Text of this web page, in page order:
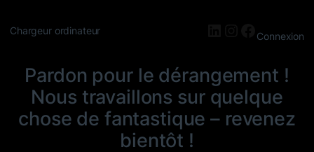
Chargeur ordinateur LinkedIn
Instagram
Connexion
Pardon pour le dérangement !
Nous travaillons sur quelque
chose de fantastique – revenez
bientôt !